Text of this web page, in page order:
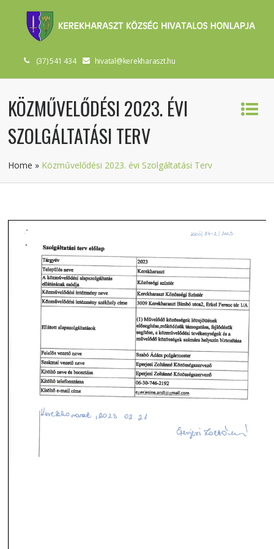
(37) 541 434 hivatal@kerekharaszt.hu
KÖZMŰVELŐDÉSI 2023. ÉVI
SZOLGÁLTATÁSI TERV
Home » Közművelődési 2023. évi Szolgáltatási Terv